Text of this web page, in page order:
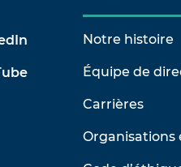
Notre histoire
Équipe de
Carrières
Organisations